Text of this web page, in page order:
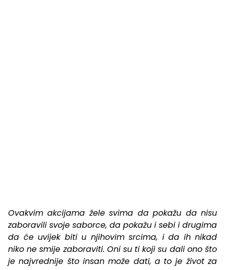
Ovakvim akcijama žele svima da pokažu da nisu
zaboravili svoje saborce, da pokažu i sebi i drugima
da će uvijek biti u njihovim srcima, i da ih nikad
niko ne smije zaboraviti. Oni su ti koji su dali ono što
je najvrednije što insan može dati, a to je život za